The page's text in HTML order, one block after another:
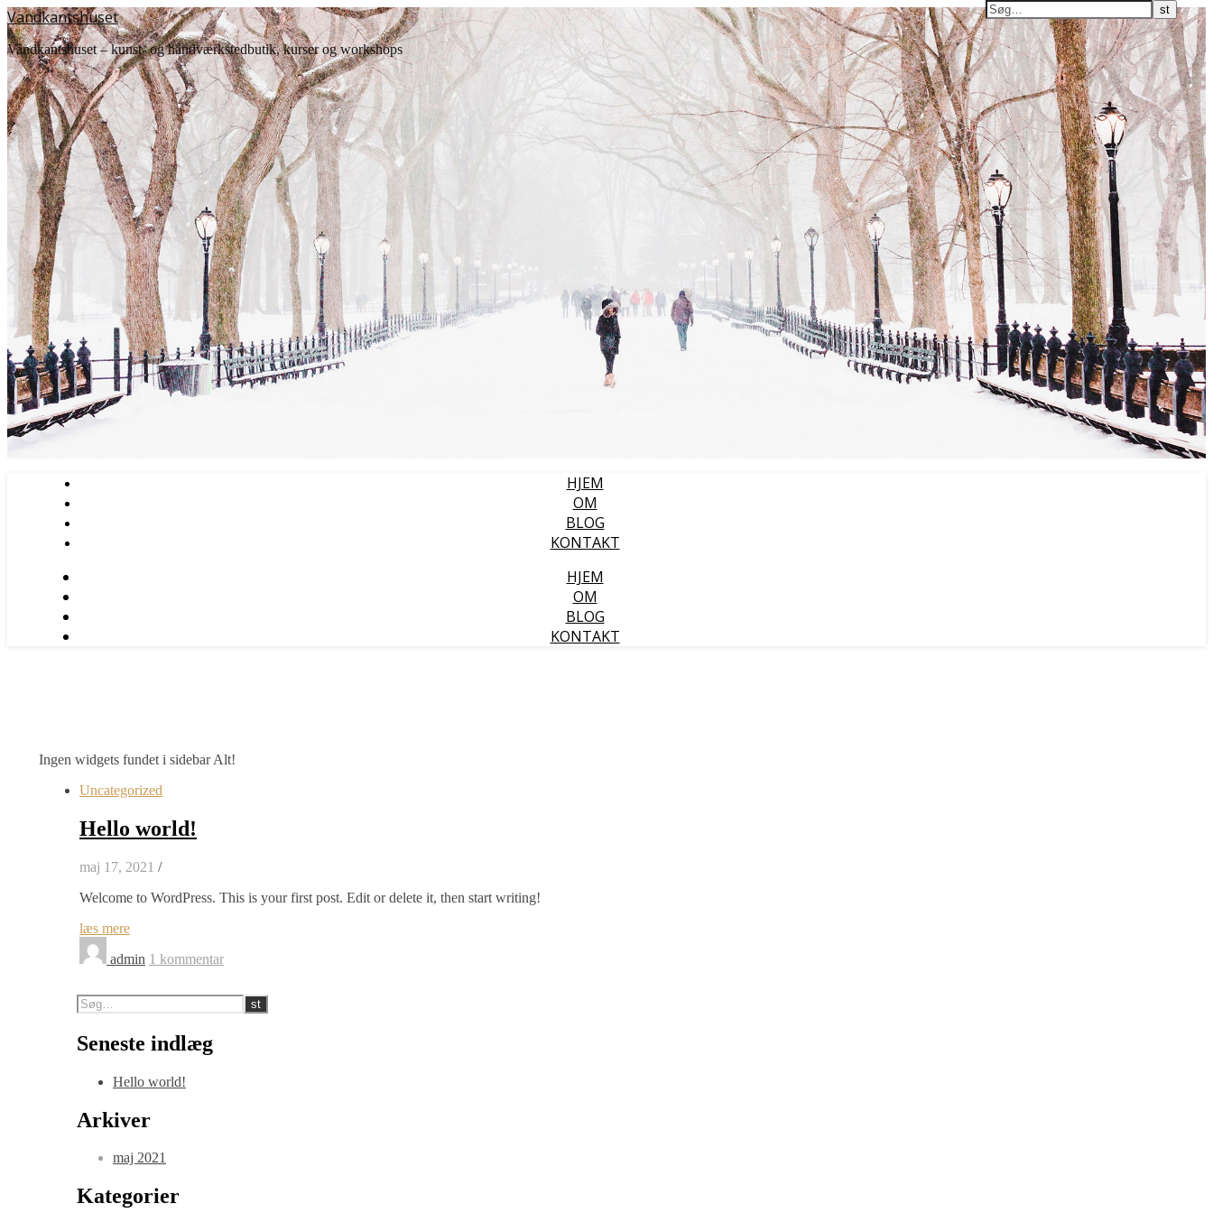
Vandkantshuset
Vandkantshuset – kunst- og håndværkstedbutik, kurser og workshops
HJEM
OM
BLOG
KONTAKT
HJEM
OM
BLOG
KONTAKT
Ingen widgets fundet i sidebar Alt!
Uncategorized
Hello world!
maj 17, 2021 /
Welcome to WordPress. This is your first post. Edit or delete it, then start writing!
læs mere
admin 1 kommentar
Seneste indlæg
Hello world!
Arkiver
maj 2021
Kategorier